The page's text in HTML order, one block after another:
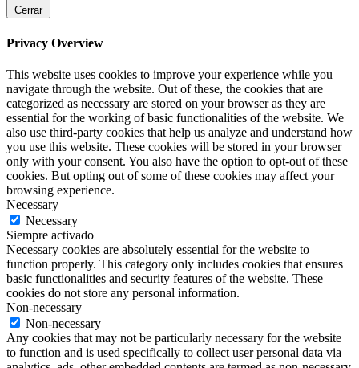
Cerrar
Privacy Overview
This website uses cookies to improve your experience while you
navigate through the website. Out of these, the cookies that are
categorized as necessary are stored on your browser as they are
essential for the working of basic functionalities of the website. We
also use third-party cookies that help us analyze and understand how
you use this website. These cookies will be stored in your browser
only with your consent. You also have the option to opt-out of these
cookies. But opting out of some of these cookies may affect your
browsing experience.
Necessary
Necessary
Siempre activado
Necessary cookies are absolutely essential for the website to
function properly. This category only includes cookies that ensures
basic functionalities and security features of the website. These
cookies do not store any personal information.
Non-necessary
Non-necessary
Any cookies that may not be particularly necessary for the website
to function and is used specifically to collect user personal data via